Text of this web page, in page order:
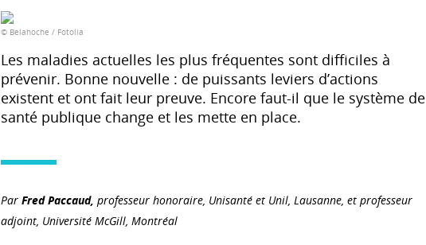
© Belahoche / Fotolia
Les maladies actuelles les plus fréquentes sont difficiles à
prévenir. Bonne nouvelle : de puissants leviers d’actions
existent et ont fait leur preuve. Encore faut-il que le système de
santé publique change et les mette en place.
Par Fred Paccaud, professeur honoraire, Unisanté et Unil, Lausanne, et professeur
adjoint, Université McGill, Montréal